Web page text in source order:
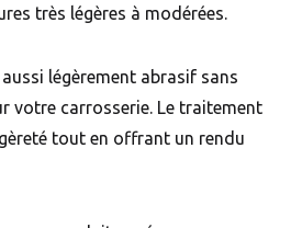
très légères à modérées.
légèrement abrasif sans
votre carrosserie. Le traitement
tout en offrant un rendu